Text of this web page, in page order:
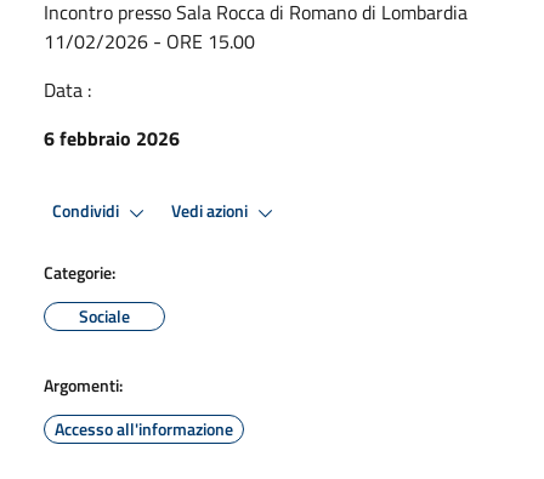
Incontro presso Sala Rocca di Romano di Lombardia
11/02/2026 - ORE 15.00
Data :
6 febbraio 2026
Condividi Vedi azioni
Categorie:
Sociale
Argomenti:
Accesso all'informazione